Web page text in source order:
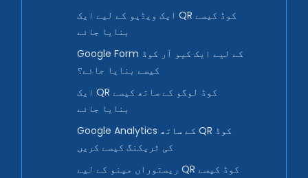
ایک ویڈیو کے لیے ایک QR کوڈ کیسے
بنایا جائے
Google Form کے لیے ایک کیو آر کوڈ
کیسے بنایا جائے؟
ایک QR کوڈ لوگو کے ساتھ کیسے
بنایا جائے
Google Analytics کے ساتھ QR کوڈ
کی ٹریکنگ کیسے کریں
ریستوراں مینو کے لیے QR کوڈ کیسے